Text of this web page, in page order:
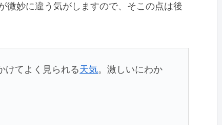
微妙に違う気がしますので、そこの点は後
けてよく見られる天気。激しいにわか